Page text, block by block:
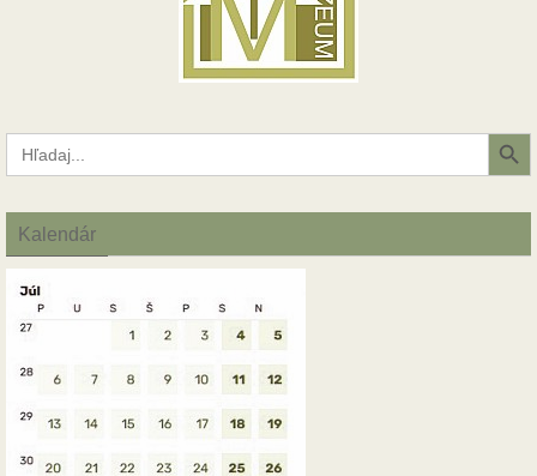
Search
for:
Search Button
Kalendár